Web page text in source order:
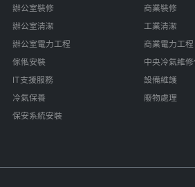
辦公室裝修
辦公室清潔
辦公室電力工程
傢俬安裝
IT支援服務
冷氣保養
保安系統安裝
商業裝修
工業清潔
商業電力工程
中央冷氣維
設備維護
廢物處理